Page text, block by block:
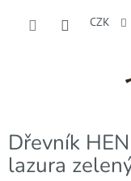
CZK
Dřevník
lazura